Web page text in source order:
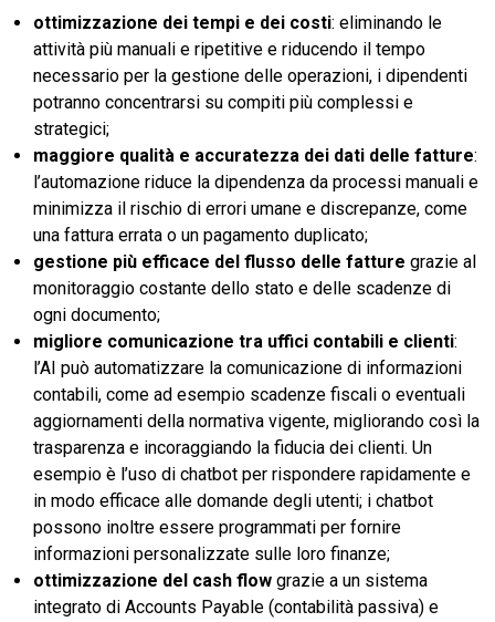
ottimizzazione dei tempi e dei costi: eliminando le
attività più manuali e ripetitive e riducendo il tempo
necessario per la gestione delle operazioni, i dipendenti
potranno concentrarsi su compiti più complessi e
strategici;
maggiore qualità e accuratezza dei dati delle fatture:
l’automazione riduce la dipendenza da processi manuali e
minimizza il rischio di errori umane e discrepanze, come
una fattura errata o un pagamento duplicato;
gestione più efficace del flusso delle fatture grazie al
monitoraggio costante dello stato e delle scadenze di
ogni documento;
migliore comunicazione tra uffici contabili e clienti:
l’AI può automatizzare la comunicazione di informazioni
contabili, come ad esempio scadenze fiscali o eventuali
aggiornamenti della normativa vigente, migliorando così la
trasparenza e incoraggiando la fiducia dei clienti. Un
esempio è l’uso di chatbot per rispondere rapidamente e
in modo efficace alle domande degli utenti; i chatbot
possono inoltre essere programmati per fornire
informazioni personalizzate sulle loro finanze;
ottimizzazione del cash flow grazie a un sistema
integrato di Accounts Payable (contabilità passiva) e